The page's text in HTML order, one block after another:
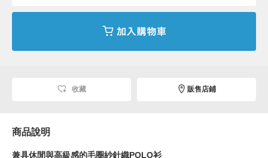
收藏 販售店鋪
商品說明
兼具休閒與高級感的毛圈紗針織POLO衫